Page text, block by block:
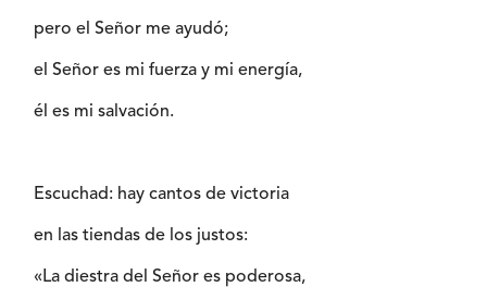
pero el Señor me ayudó;
el Señor es mi fuerza y mi energía,
él es mi salvación.
Escuchad: hay cantos de victoria
en las tiendas de los justos:
«La diestra del Señor es poderosa,